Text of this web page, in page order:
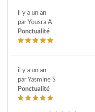
il y a un an
par Yousra A
Ponctualité
il y a un an
par Yasmine S
Ponctualité